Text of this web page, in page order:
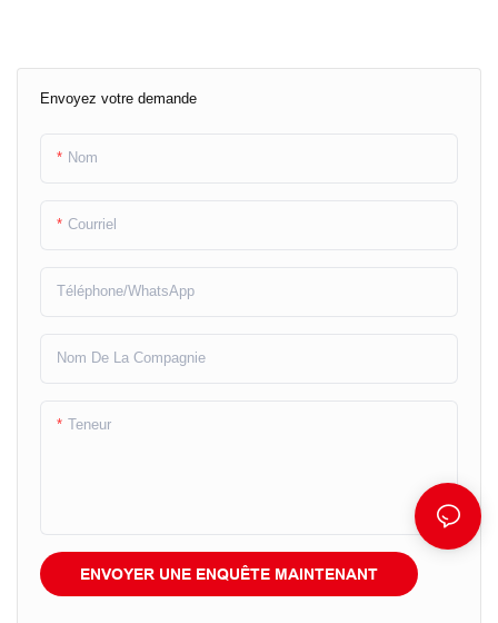
Envoyez votre demande
Nom
Courriel
Téléphone/WhatsApp
Nom De La Compagnie
Teneur
ENVOYER UNE ENQUÊTE MAINTENANT